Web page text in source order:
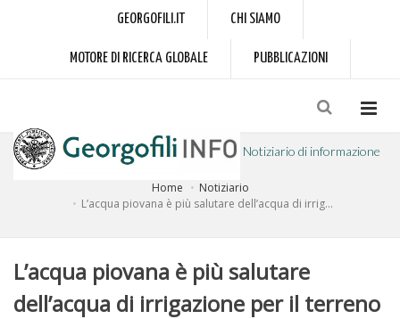
GEORGOFILI.IT CHI SIAMO
MOTORE DI RICERCA GLOBALE PUBBLICAZIONI
Notiziario di informazione
a cura dell'Accademia dei Georgofili
Home
Notiziario
L’acqua piovana è più salutare dell’acqua di irrig...
L’acqua piovana è più salutare
dell’acqua di irrigazione per il terreno